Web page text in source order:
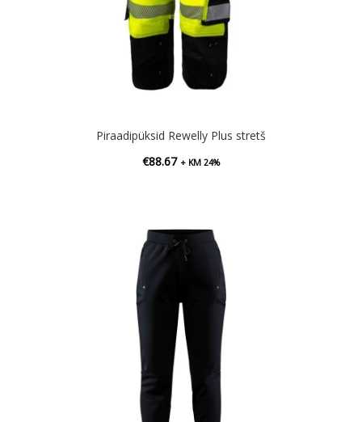
Piraadipüksid Rewelly Plus stretš
€88.67 + KM 24%